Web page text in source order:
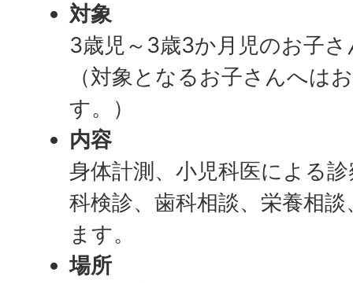
対象
3歳児～3歳3か月児のお子さ
（対象となるお子さんへは
す。）
内容
身体計測、小児科医による
科検診、歯科相談、栄養相
ます。
場所